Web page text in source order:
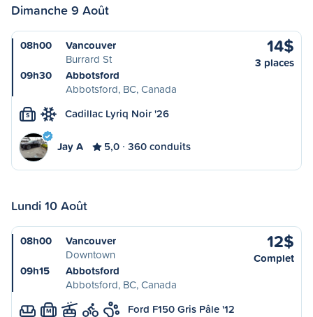
Dimanche 9 Août
08h00
Vancouver
Burrard St
09h30
Abbotsford
Abbotsford, BC, Canada
14$
3 places
S Cadillac Lyriq Noir '26
Jay A 5,0 360 conduits
Lundi 10 Août
08h00
Vancouver
Downtown
09h15
Abbotsford
Abbotsford, BC, Canada
12$
Complet
M Ford F150 Gris Pâle '12